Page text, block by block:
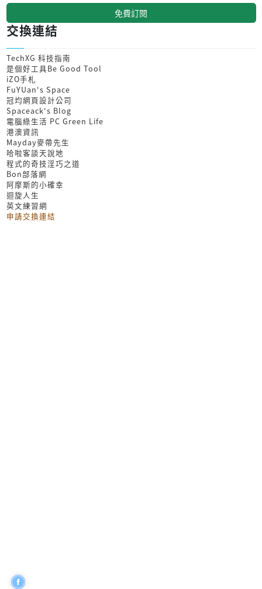
免費訂閱
交換連結
TechXG 科技指南
是個好工具Be Good Tool
iZO手札
FuYUan's Space
冠均網頁設計公司
Spaceack's Blog
電腦綠生活 PC Green Life
港澳資訊
Mayday麥帶先生
哈啦客談天說地
程式的奇技淫巧之道
Bon部落網
阿摩斯的小確幸
迴旋人生
英文練習網
申請交換連結